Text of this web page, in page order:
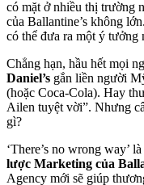
có mặt ở nhiều thị trường
của Ballantine’s không
có thể đưa ra một ý tưởng
Chẳng hạn, hầu hết mọi
Daniel’s gắn liền người
(hoặc Coca-Cola). Hay
Ailen tuyệt vời”. Nhưng
gì?
‘There’s no wrong way’
lược Marketing của
Agency mới sẽ giúp